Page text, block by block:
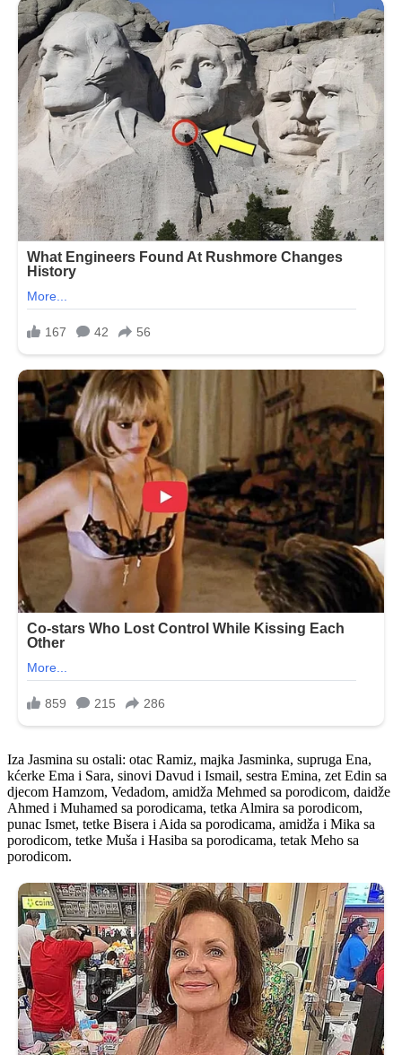
Iza Jasmina su ostali: otac Ramiz, majka Jasminka, supruga Ena,
kćerke Ema i Sara, sinovi Davud i Ismail, sestra Emina, zet Edin sa
djecom Hamzom, Vedadom, amidža Mehmed sa porodicom, daidže
Ahmed i Muhamed sa porodicama, tetka Almira sa porodicom,
punac Ismet, tetke Bisera i Aida sa porodicama, amidža i Mika sa
porodicom, tetke Muša i Hasiba sa porodicama, tetak Meho sa
porodicom.